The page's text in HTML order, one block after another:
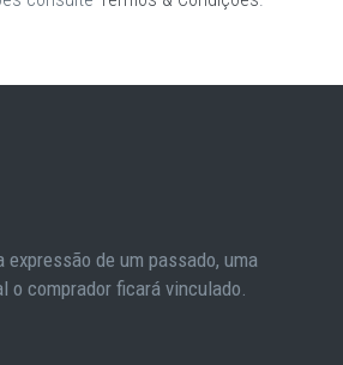
expressão de um passado, uma
o comprador ficará vinculado.